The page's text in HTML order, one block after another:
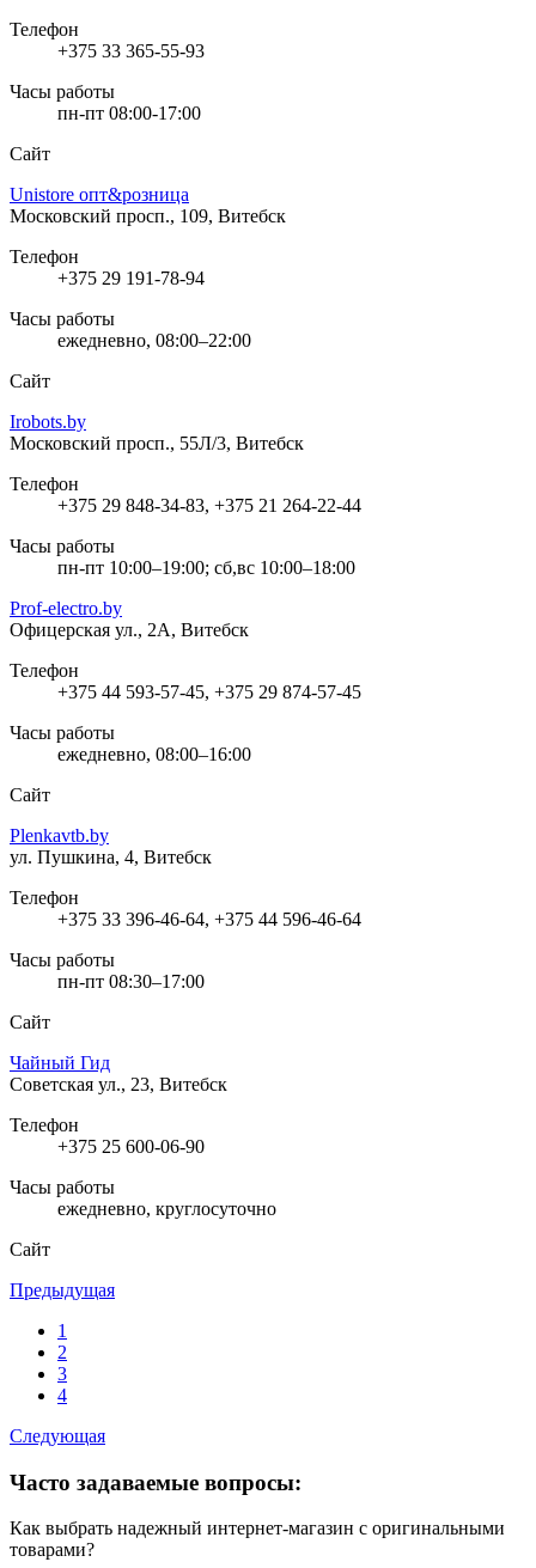
Телефон
+375 33 365-55-93
Часы работы
пн-пт 08:00-17:00
Сайт
Unistore опт&розница
Московский просп., 109, Витебск
Телефон
+375 29 191-78-94
Часы работы
ежедневно, 08:00–22:00
Сайт
Irobots.by
Московский просп., 55Л/3, Витебск
Телефон
+375 29 848-34-83, +375 21 264-22-44
Часы работы
пн-пт 10:00–19:00; сб,вс 10:00–18:00
Prof-electro.by
Офицерская ул., 2А, Витебск
Телефон
+375 44 593-57-45, +375 29 874-57-45
Часы работы
ежедневно, 08:00–16:00
Сайт
Plenkavtb.by
ул. Пушкина, 4, Витебск
Телефон
+375 33 396-46-64, +375 44 596-46-64
Часы работы
пн-пт 08:30–17:00
Сайт
Чайный Гид
Советская ул., 23, Витебск
Телефон
+375 25 600-06-90
Часы работы
ежедневно, круглосуточно
Сайт
Предыдущая
1
2
3
4
Следующая
Часто задаваемые вопросы:
Как выбрать надежный интернет-магазин с оригинальными
товарами?